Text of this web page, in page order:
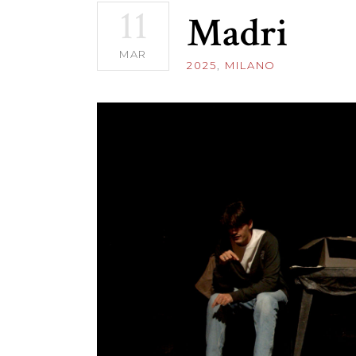
11
MAR Madri
2025 MILANO